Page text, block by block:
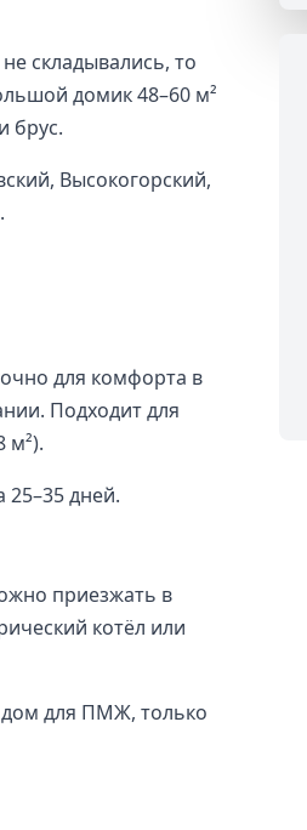
складывались, то
домик 48–60 м²
брус.
Высокогорский,
для комфорта в
Подходит для
м²).
дней.
приезжать в
котёл или
дом для ПМЖ, только